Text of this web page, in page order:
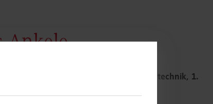
Ankele
Maschinenbau - Produktionstechnik, 1.